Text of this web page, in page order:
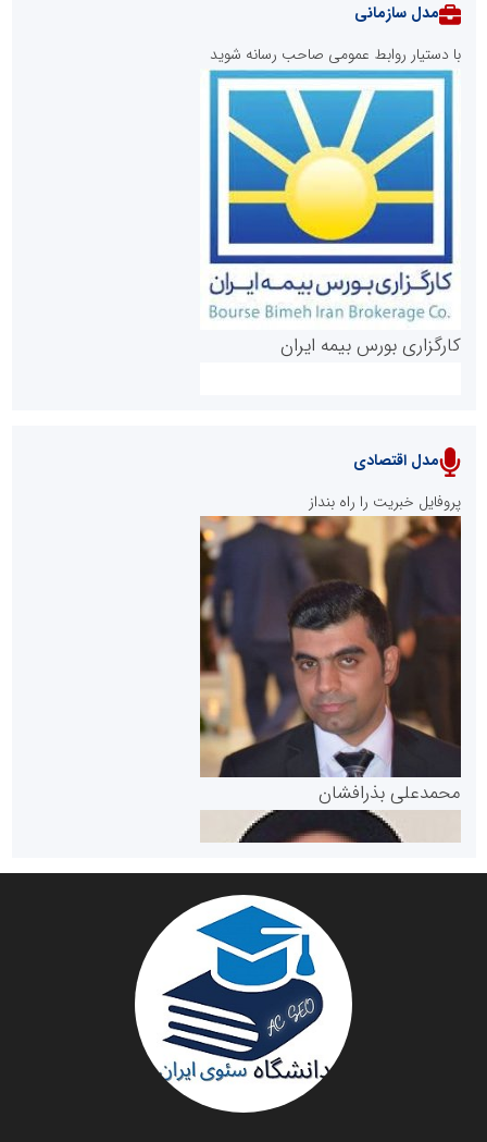
روابط عمومی خبرگزاری گزارش خبر
پایگاه خبری نهضت ملی مسکن
پایگاه خبری گفتمان یزد
دانشگاه سئوی ایران
مدل سازمانی
با دستیار روابط عمومی صاحب رسانه شوید
کارگزاری بورس بیمه ایران
سازمان بورس و اوراق بهادار
مرجع اخبار موثق در بازارسرمایه
سازمان صنعت،معدن و تجارت
مدل اقتصادی
پروفایل خبریت را راه بنداز
محمدعلی بذرافشان
مریم حاج نوروز نظری